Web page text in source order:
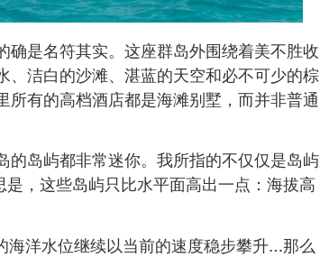
确是名符其实。这座群岛外围绕着美不胜收
、洁白的沙滩、湛蓝的天空和必不可少的棕
有的高档酒店都是海滩别墅，而并非普通
的岛屿都非常迷你。我所指的不仅仅是岛屿
，这些岛屿只比水平面高出一点：海拔高
洋水位继续以当前的速度稳步攀升…那么